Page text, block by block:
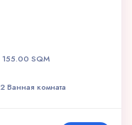
155.00 SQM
2 Ванная комната